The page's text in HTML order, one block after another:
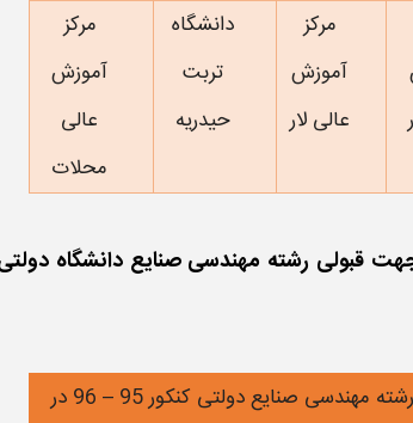
مرکز
آموزش
عالی لار
دانشگاه
تربت
حیدریه
مرکز
آموزش
عالی
محلات
مهندسی صنایع دولتی کنکور 95 –
96 در